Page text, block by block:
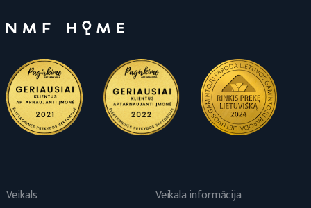
Veikals
Veikala informācija